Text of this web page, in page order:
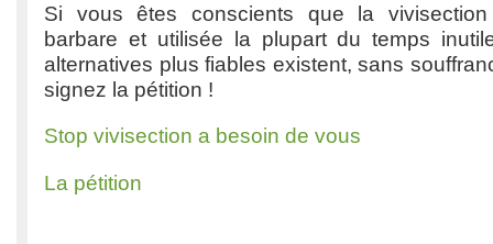
Si vous êtes conscients que la
barbare et utilisée la plupart du temps
alternatives plus fiables existent, sans
signez la pétition !
Stop vivisection a besoin de vous
La pétition